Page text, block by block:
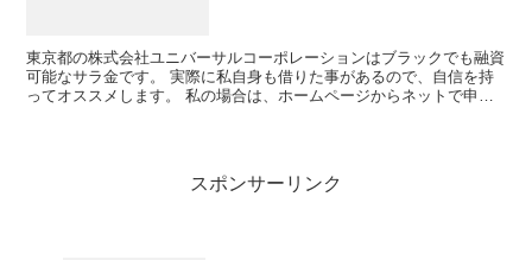
東京都の株式会社ユニバーサルコーポレーションはブラックでも融資
可能なサラ金です。 実際に私自身も借りた事があるので、自信を持
ってオススメします。 私の場合は、ホームページからネットで申し
スポンサーリンク